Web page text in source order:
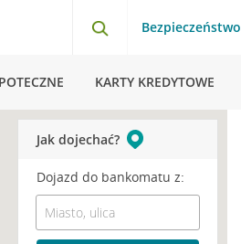
Bezpieczeństwo
KARTY KREDYTOWE
Jak dojechać?
Dojazd do bankomatu z: